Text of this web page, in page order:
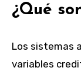
¿Qué
Los sistemas
variables